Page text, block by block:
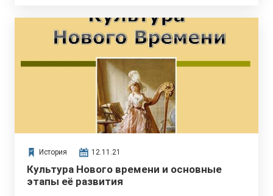
История 12.11.21
Культура Нового времени и основные
этапы её развития